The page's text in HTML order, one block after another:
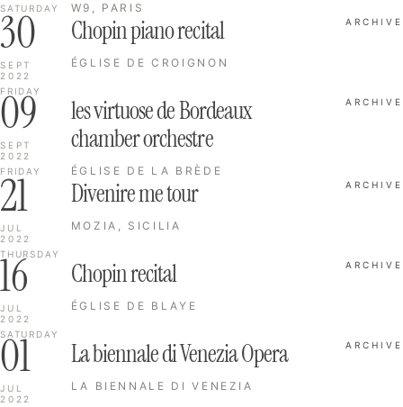
SATURDAY
W9, PARIS
30
SEPT
2022
FRIDAY
Chopin piano recital
ÉGLISE DE CROIGNON
ARCHIVE
09
SEPT
2022
FRIDAY
les virtuose de Bordeaux
chamber orchestre
ÉGLISE DE LA BRÈDE
ARCHIVE
21
JUL
2022
THURSDAY
Divenire me tour
MOZIA, SICILIA
ARCHIVE
16
JUL
2022
SATURDAY
Chopin recital
ÉGLISE DE BLAYE
ARCHIVE
01
JUL
2022
La biennale di Venezia Opera
LA BIENNALE DI VENEZIA
ARCHIVE